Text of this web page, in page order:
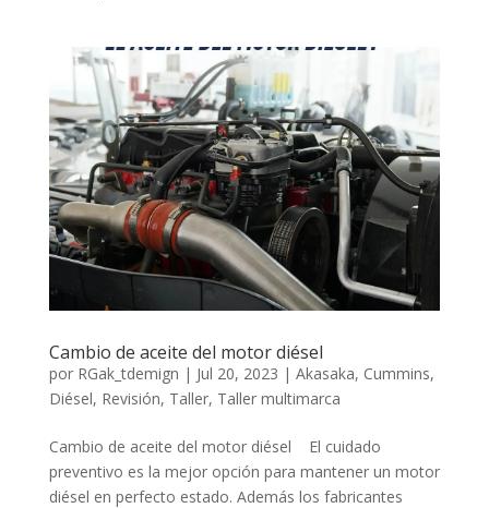
Cambio de aceite del motor diésel
por RGak_tdemign | Jul 20, 2023 | Akasaka, Cummins,
Diésel, Revisión, Taller, Taller multimarca
Cambio de aceite del motor diésel El cuidado
preventivo es la mejor opción para mantener un motor
diésel en perfecto estado. Además los fabricantes